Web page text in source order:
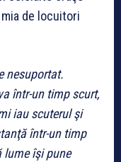
de locuitori
nesuportat.
într-un timp scurt,
iau scuterul şi
într-un timp
lume îşi pune